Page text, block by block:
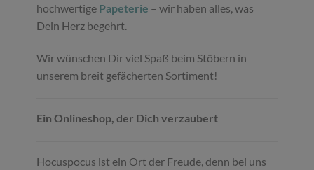
hochwertige Papeterie – wir haben alles, was
Dein Herz begehrt.
Wir wünschen Dir viel Spaß beim Stöbern in
unserem breit gefächerten Sortiment!
Ein Onlineshop, der Dich verzaubert
Hocuspocus ist ein Ort der Freude, denn bei uns